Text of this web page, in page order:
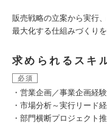
販売戦略の立案から実行
最大化する仕組みづくり
求められるスキ
必須
・営業企画／事業企画経
・市場分析～実行リード
・部門横断プロジェクト